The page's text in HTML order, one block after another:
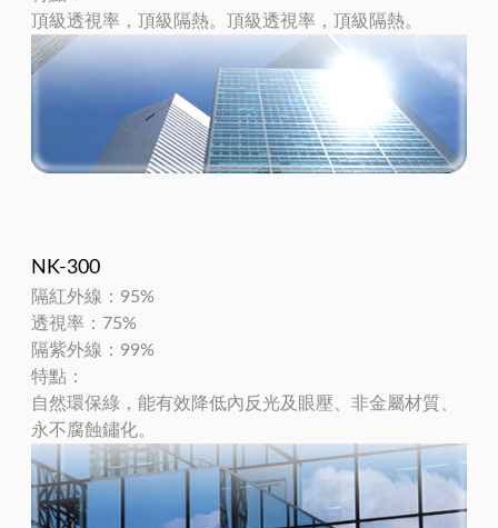
頂級透視率，頂級隔熱。頂級透視率，頂級隔熱。
NK-300
隔紅外線：95%
透視率：75%
隔紫外線：99%
特點：
自然環保綠，能有效降低內反光及眼壓、非金屬材質、
永不腐蝕鏽化。